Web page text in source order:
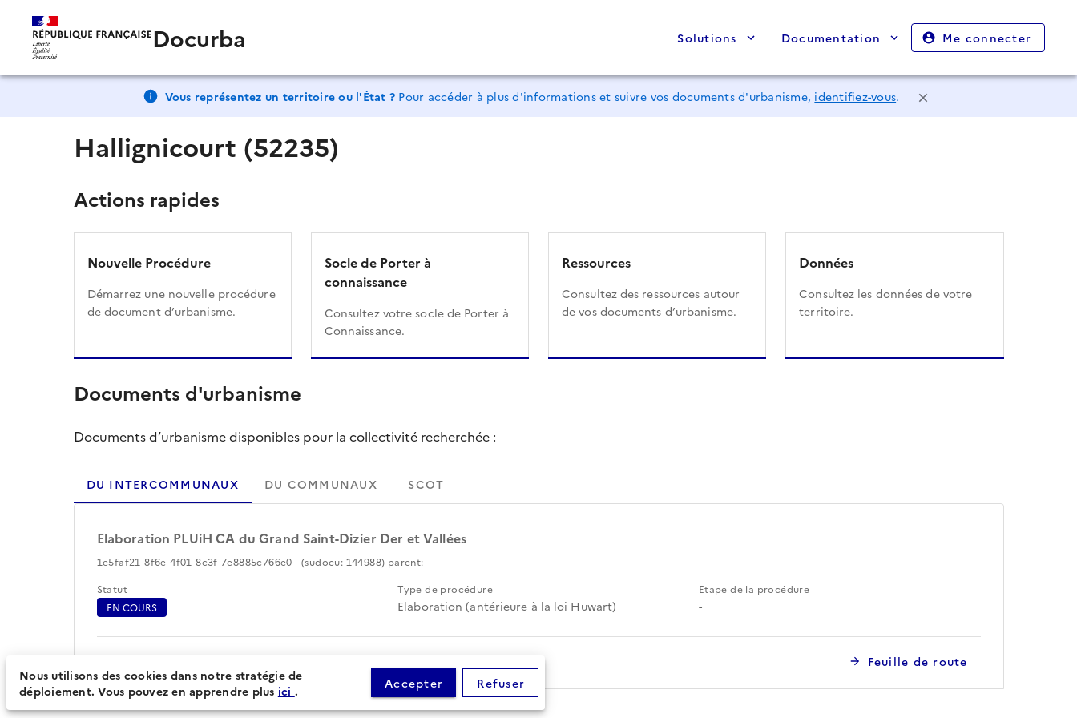
Docurba Solutions Documentation Me connecter
Vous représentez un territoire ou l'État ? Pour accéder à plus d'informations et suivre vos documents d'urbanisme, identifiez-vous.
Hallignicourt (52235)
Actions rapides
Nouvelle Procédure
Démarrez une nouvelle procédure
de document d’urbanisme.
Socle de Porter à
connaissance
Consultez votre socle de Porter à
Connaissance.
Ressources
Consultez des ressources autour
de vos documents d’urbanisme.
Données
Consultez les données de votre
territoire.
Documents d'urbanisme
Documents d’urbanisme disponibles pour la collectivité recherchée :
DU INTERCOMMUNAUX DU COMMUNAUX SCOT
Elaboration PLUiH CA du Grand Saint-Dizier Der et Vallées
1e5faf21-8f6e-4f01-8c3f-7e8885c766e0 - (sudocu: 144988) parent:
Statut
EN COURS
Type de procédure
Elaboration (antérieure à la loi Huwart)
Etape de la procédure
-
Feuille de route
Nous utilisons des cookies dans notre stratégie de
déploiement. Vous pouvez en apprendre plus ici . Accepter Refuser